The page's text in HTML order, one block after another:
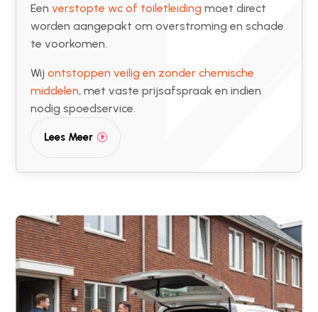
Een verstopte wc of toiletleiding moet direct
worden aangepakt om overstroming en schade
te voorkomen.
Wij ontstoppen veilig en zonder chemische
middelen, met vaste prijsafspraak en indien
nodig spoedservice.
Lees Meer